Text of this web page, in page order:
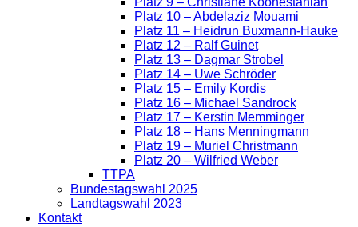
Platz 10 – Abdelaziz Mouami
Platz 11 – Heidrun Buxmann-Hauke
Platz 12 – Ralf Guinet
Platz 13 – Dagmar Strobel
Platz 14 – Uwe Schröder
Platz 15 – Emily Kordis
Platz 16 – Michael Sandrock
Platz 17 – Kerstin Memminger
Platz 18 – Hans Menningmann
Platz 19 – Muriel Christmann
Platz 20 – Wilfried Weber
TTPA
Bundestagswahl 2025
Landtagswahl 2023
Kontakt